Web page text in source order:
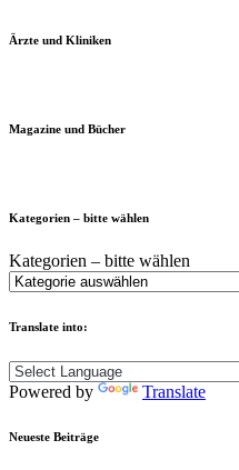
Ärzte und Kliniken
Magazine und Bücher
Kategorien – bitte wählen
Kategorien – bitte wählen
Translate into:
Powered by Translate
Neueste Beiträge